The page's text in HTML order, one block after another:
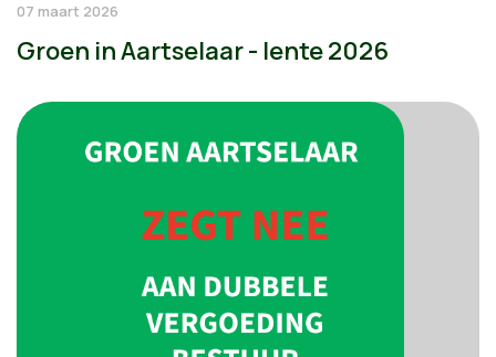
07 maart 2026
Groen in Aartselaar - lente 2026